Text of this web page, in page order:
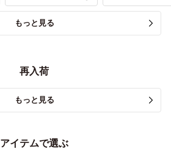
もっと見る
再入荷
もっと見る
アイテムで選ぶ